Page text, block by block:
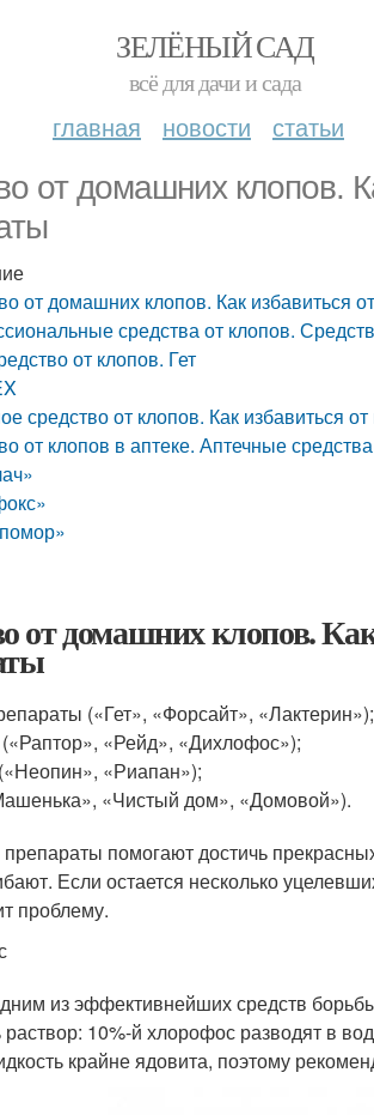
ЗЕЛЁНЫЙ САД
всё для дачи и сада
главная новости статьи
от домашних клопов.
от домашних клопов. Как избавиться
средства от клопов.
от клопов. Гет
средство от клопов. Как избавиться
от клопов в аптеке. Аптечные
от домашних клопов.
(«Гет», «Форсайт», «Лактерин»);
«Рейд», «Дихлофос»);
«Риапан»);
«Чистый дом», «Домовой»).
помогают достичь
Если остается несколько
проблему.
из эффективнейших средств
раствор: 10%-й хлорофос разводят в
крайне ядовита, поэтому